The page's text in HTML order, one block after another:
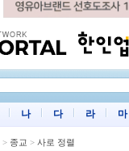
나 다 라 마
> 종교 > 사로 정렬